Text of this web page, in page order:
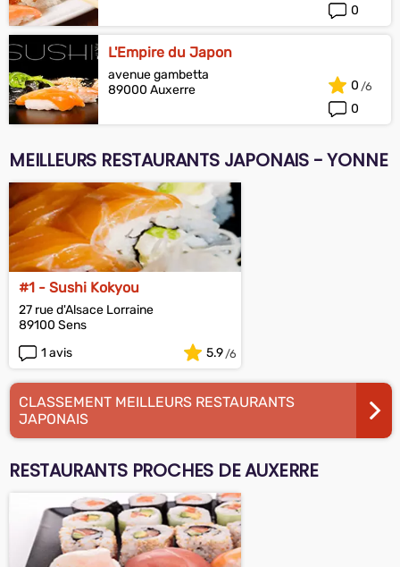
0
L'Empire du Japon
avenue gambetta
89000 Auxerre
0
0
MEILLEURS RESTAURANTS JAPONAIS - YONNE
#1 - Sushi Kokyou
27 rue d'Alsace Lorraine
89100 Sens
1 avis
5.9
CLASSEMENT MEILLEURS RESTAURANTS
JAPONAIS
RESTAURANTS PROCHES DE AUXERRE